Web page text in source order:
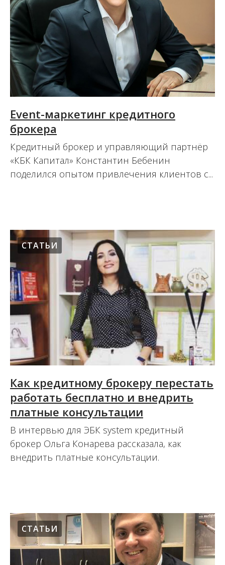
Event-маркетинг кредитного
брокера
Кредитный брокер и управляющий партнёр
«КБК Капитал» Константин Бебенин
поделился опытом привлечения клиентов с...
СТАТЬИ
Как кредитному брокеру перестать
работать бесплатно и внедрить
платные консультации
В интервью для ЭБК system кредитный
брокер Ольга Конарева рассказала, как
внедрить платные консультации.
СТАТЬИ